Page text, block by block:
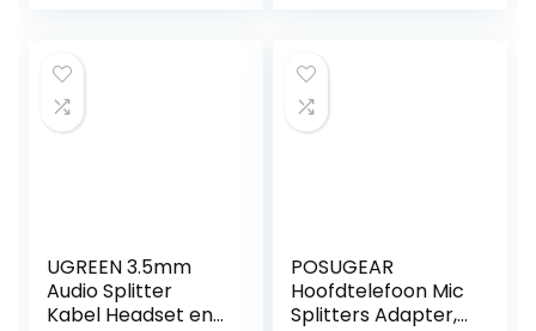
UGREEN 3.5mm
Audio Splitter
Kabel Headset en
POSUGEAR
Hoofdtelefoon Mic
Splitters Adapter,